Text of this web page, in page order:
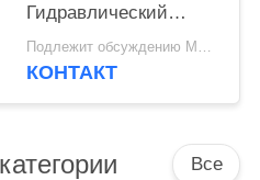
Гидравлический
молот 656KN для
ограниченного
Подлежит обсуждению MOQ:1 комплект
КОНТАКТ
Все